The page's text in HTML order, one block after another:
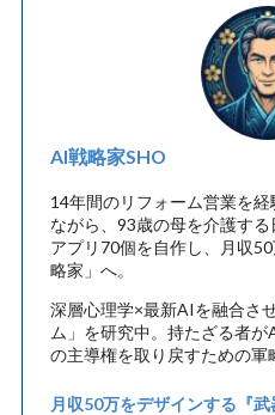
AI戦略家SHO
14年間のリフォーム営業を
ながら、93歳の母を介護す
アプリ70個を自作し、月収
略家」へ。
深層心理学×最新AIを融合さ
ム」を研究中。持たざる者
の主導権を取り戻すための軍
月収50万をデザインする『